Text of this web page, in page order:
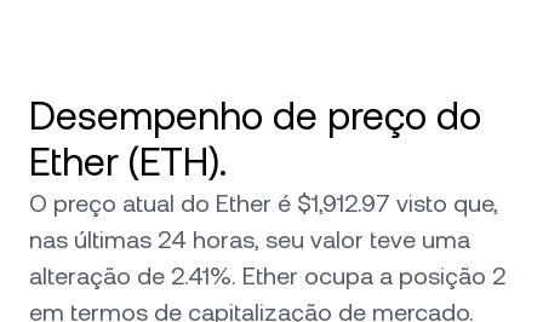
Desempenho de preço do
Ether (ETH).
O preço atual do Ether é $1,912.97 visto que,
nas últimas 24 horas, seu valor teve uma
alteração de 2.41%. Ether ocupa a posição 2
em termos de capitalização de mercado.